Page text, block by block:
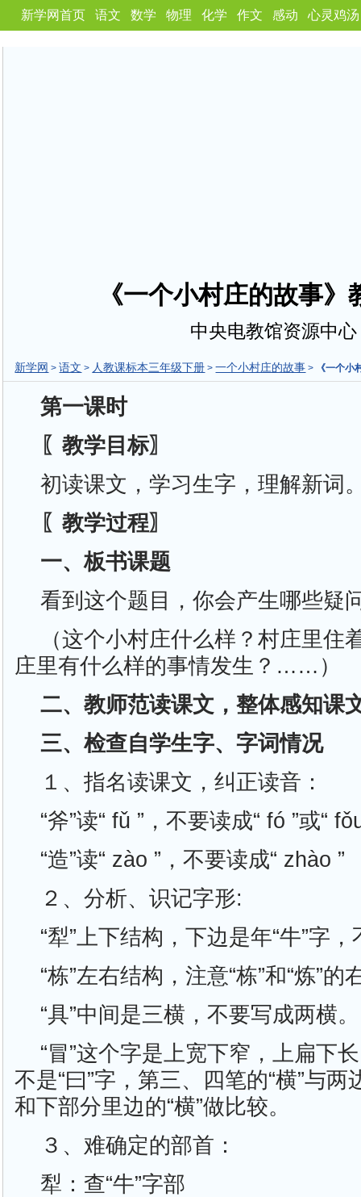
新学网首页 语文 数学 物理 化学 作文 感动 心灵鸡汤
《一个小村庄的故事》
中央电教馆资源中心
新学网 >语文 > 人教课标本三年级下册 >一个小村庄的故事 > 《一个小
第一课时
〖教学目标〗
初读课文，学习生字，理解新词
〖教学过程〗
一、板书课题
看到这个题目，你会产生哪些疑
（这个小村庄什么样？村庄里住
庄里有什么样的事情发生？……）
二、教师范读课文，整体感知课
三、检查自学生字、字词情况
１、指名读课文，纠正读音：
“斧”读“ fǔ ”，不要读成“ fó ”或“
“造”读“ zào ”，不要读成“ zhào ”
２、分析、识记字形:
“犁”上下结构，下边是年“牛”字
“栋”左右结构，注意“栋”和“炼”的
“具”中间是三横，不要写成两横。
“冒”这个字是上宽下窄，上扁下
不是“曰”字，第三、四笔的“横”与
和下部分里边的“横”做比较。
３、难确定的部首：
犁：查“牛”字部